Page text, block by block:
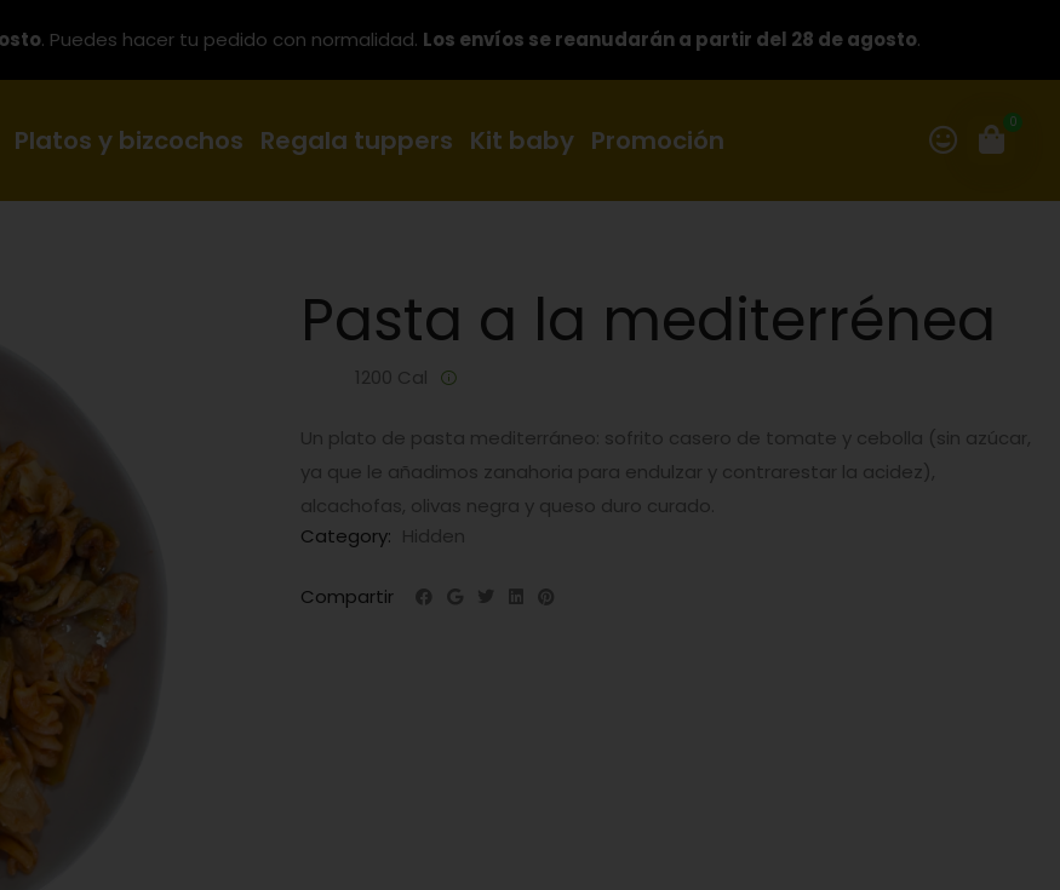
. Puedes hacer tu pedido con normalidad. Los envíos se reanudarán a partir del 28 de agosto.
Platos y bizcochos Regala tuppers Kit baby Promoción
0
Pasta a la mediterrénea
1200 Cal
Un plato de pasta mediterráneo: sofrito casero de tomate y cebolla (sin azúcar,
ya que le añadimos zanahoria para endulzar y contrarestar la acidez),
alcachofas, olivas negra y queso duro curado.
Category: Hidden
Compartir